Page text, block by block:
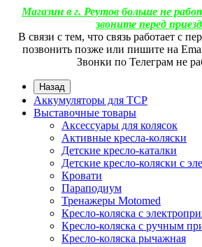
Магазин в г. Реутов больше не
звоните перед
В связи с тем, что связь работает с
позвонить позже или пишите на
Звонки по Телеграм не
Назад
Аккумуляторы для ТСР
Выставочные товары
Аксессуары для колясок
Активные кресла-коляски
Детские кресло-каталки
Детские кресло-коляски с
Кровати
Параподиум
Тренажеры Motomed
Кресло-коляска с
Кресло-коляска с ручным
Кресло-коляска рычажная